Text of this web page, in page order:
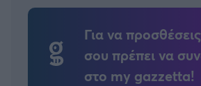
Για να
σου πρέπει να
στο my gazzetta!